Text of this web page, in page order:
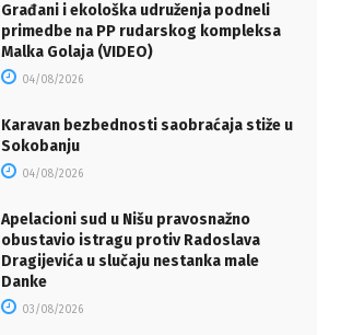
Građani i ekološka udruženja podneli
primedbe na PP rudarskog kompleksa
Malka Golaja (VIDEO)
04/08/2026
Karavan bezbednosti saobraćaja stiže u
Sokobanju
04/08/2026
Apelacioni sud u Nišu pravosnažno
obustavio istragu protiv Radoslava
Dragijevića u slučaju nestanka male
Danke
03/08/2026